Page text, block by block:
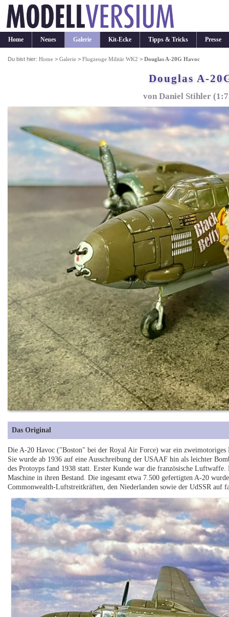
Home Neues Galerie Kit-Ecke Tipps & Tricks Presse
Du bist hier:Home >Galerie >Flugzeuge Militär WK2 >Douglas A-20G Havoc
Douglas A-
von Daniel Stihler
Das Original
Die A-20 Havoc ("Boston" bei der Royal Air Force) war ein zweimotoriges
Sie wurde ab 1936 auf eine Ausschreibung der USAAF hin als leichter
des Protoyps fand 1938 statt. Erster Kunde war die französische
Maschine in ihren Bestand. Die ingesamt etwa 7.500 gefertigten A-20
Commonwealth-Luftstreitkräften, den Niederlanden sowie der UdSSR auf